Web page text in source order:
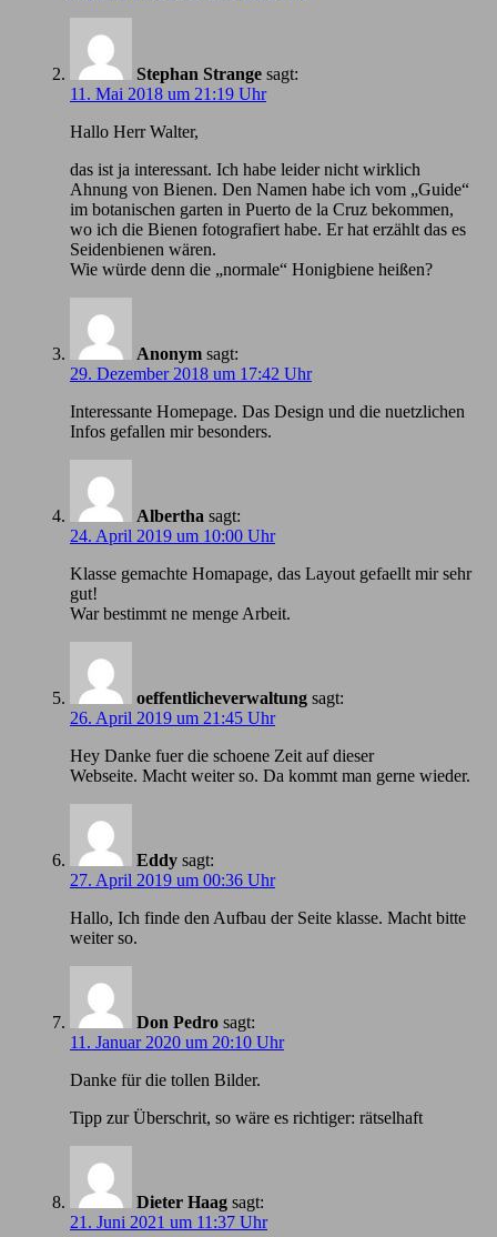
Stephan Strange sagt:
11. Mai 2018 um 21:19 Uhr
Hallo Herr Walter,
das ist ja interessant. Ich habe leider nicht wirklich
Ahnung von Bienen. Den Namen habe ich vom „Guide“
im botanischen garten in Puerto de la Cruz bekommen,
wo ich die Bienen fotografiert habe. Er hat erzählt das es
Seidenbienen wären.
Wie würde denn die „normale“ Honigbiene heißen?
Anonym sagt:
29. Dezember 2018 um 17:42 Uhr
Іnteressante Homepage. Das Design und die nuetzlichen
Infos gefallen mir besonders.
Albertha sagt:
24. April 2019 um 10:00 Uhr
Klasse gemachte Homapage, das Layout gefaellt mir sehr
gut!
War bestimmt ne menge Arbeit.
oeffentlicheverwaltung sagt:
26. April 2019 um 21:45 Uhr
Hey Danke fuer die schoene Zeit auf dieser
Webseite. Macht weiter so. Da kommt man gerne wieder.
Eddy sagt:
27. April 2019 um 00:36 Uhr
Hallo, Ich finde den Aufbau der Seite klasse. Macht bitte
weiter so.
Don Pedro sagt:
11. Januar 2020 um 20:10 Uhr
Danke für die tollen Bilder.
Tipp zur Überschrit, so wäre es richtiger: rätselhaft
Dieter Haag sagt:
21. Juni 2021 um 11:37 Uhr